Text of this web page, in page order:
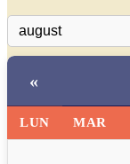
«
LUN MAR